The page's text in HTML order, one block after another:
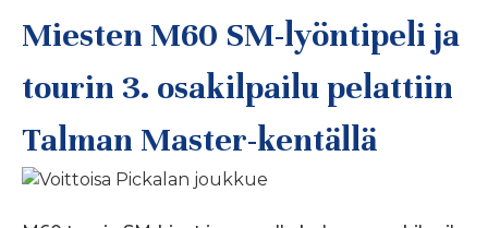
Miesten M60 SM-lyöntipeli ja
tourin 3. osakilpailu pelattiin
Talman Master-kentällä